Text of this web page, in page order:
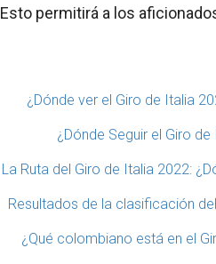
Esto permitirá a los
¿Dónde ver el Giro de Italia
¿Dónde Seguir el Giro
La Ruta del Giro de Italia 2022:
Resultados de la clasificación
¿Qué colombiano está en el